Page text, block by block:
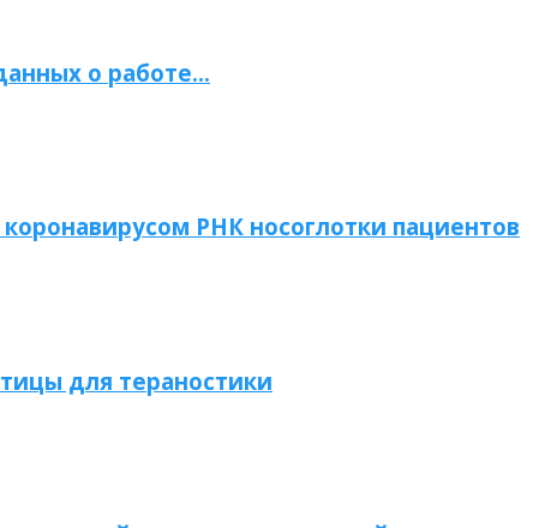
о работе…
РНК носоглотки пациентов
для тераностики